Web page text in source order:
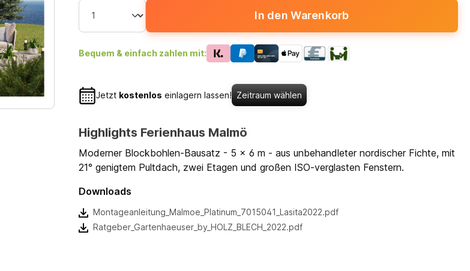
In den Warenkorb
Bequem & einfach zahlen mit:
Jetzt kostenlos einlagern lassen! Zeitraum wählen
Moderner Blockbohlen-Bausatz - 5 x 6 m - aus unbehandleter nordischer Fichte, mit
21° genigtem Pultdach, zwei Etagen und großen ISO-verglasten Fenstern.
Highlights Ferienhaus Malmö
Downloads
Montageanleitung_Malmoe_Platinum_7015041_Lasita2022.pdf
Ratgeber_Gartenhaeuser_by_HOLZ_BLECH_2022.pdf